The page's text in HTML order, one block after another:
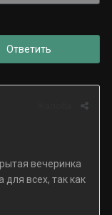
Ответить
вечеринка
всех, так как